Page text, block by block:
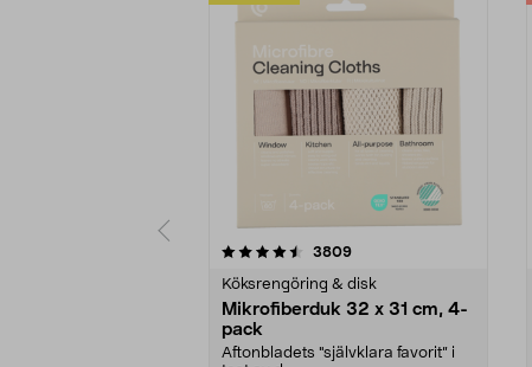
3809recensioner
Köksrengöring & disk
Mikrofiberduk 32 x 31 cm, 4-
pack
Aftonbladets "självklara favorit” i
4.0av 5 stjärnor